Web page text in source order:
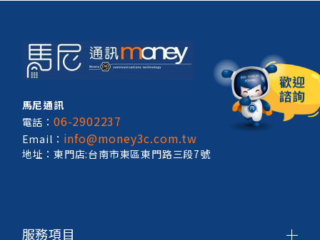
馬尼通訊
電話：06-2902237
Email： info@money3c.com.tw
地址：東門店:台南市東區東門路三段7號
服務項目